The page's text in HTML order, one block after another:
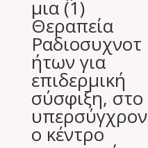
μια (1)
Θεραπεία
Ραδιοσυχνοτ
ήτων για
επιδερμική
σύσφιξη, στο
υπερσύγχρον
ο κέντρο